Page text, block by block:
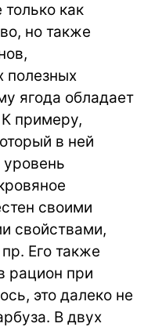
как
но также
полезных
ягода обладает
примеру,
в ней
своими
свойствами,
Его также
рацион при
это далеко не
В двух